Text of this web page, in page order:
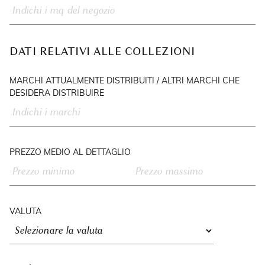
DATI RELATIVI ALLE COLLEZIONI
MARCHI ATTUALMENTE DISTRIBUITI / ALTRI MARCHI CHE
DESIDERA DISTRIBUIRE
PREZZO MEDIO AL DETTAGLIO
VALUTA